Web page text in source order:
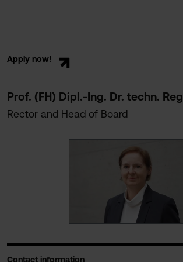
Apply now!
Prof. (FH) Dipl.-Ing. Dr. techn.
Rector and Head of Board
Contact information